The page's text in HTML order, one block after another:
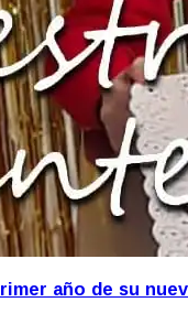
año de su